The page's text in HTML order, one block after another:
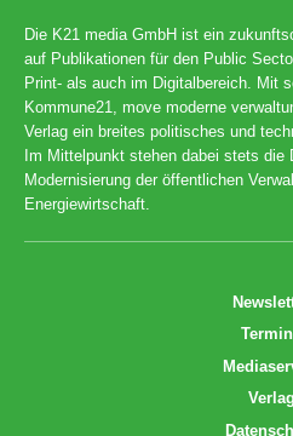
Die K21 media GmbH ist ein
auf Publikationen für den Public
Print- als auch im Digitalbereich. Mit
Kommune21, move moderne
Verlag ein breites politisches und
Im Mittelpunkt stehen dabei stets die
Modernisierung der öffentlichen
Energiewirtschaft.
Verlag